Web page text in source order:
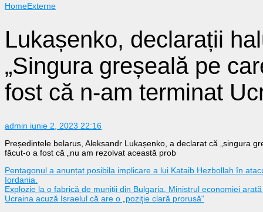
HomeExterne
Lukașenko, declarații
„Singura greșeală pe
fost că n-am terminat
admin iunie 2, 2023 22:16
Președintele belarus, Aleksandr Lukașenko, a declarat că „singura
făcut-o a fost că „nu am rezolvat această prob
Pentagonul a anunțat posibila implicare a lui Kataib Hezbollah în
Iordania.
Explozie la o fabrică de muniții din Bulgaria. Ministrul economiei
Ucraina acuză Israelul că are o „poziţie clară prorusă“